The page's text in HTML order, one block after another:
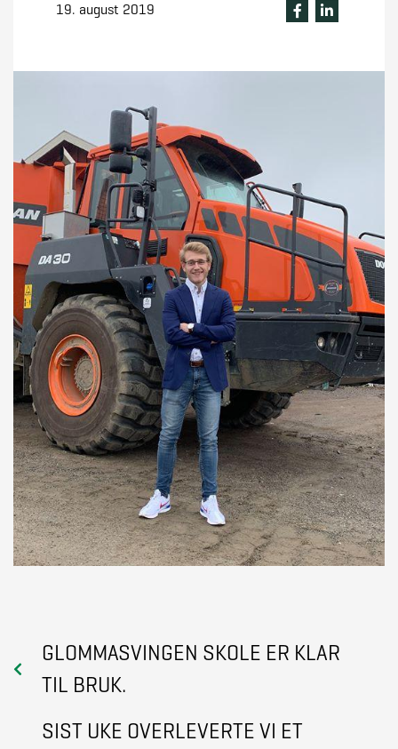
19. august 2019
GLOMMASVINGEN SKOLE ER KLAR
TIL BRUK.
SIST UKE OVERLEVERTE VI ET